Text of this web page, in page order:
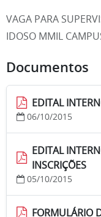
VAGA PARA
IDOSO MMIL
Documentos
EDITAL
06/10/2015
EDITAL
INSCRIÇÕES
05/10/2015
FORMULÁRIO